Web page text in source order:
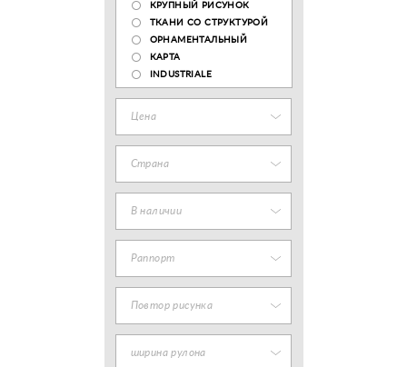
КРУПНЫЙ РИСУНОК
ТКАНИ СО СТРУКТУРОЙ
ОРНАМЕНТАЛЬНЫЙ
КАРТА
INDUSTRIALE
Цена
Страна
В наличии
Раппорт
Повтор рисунка
ширина рулона